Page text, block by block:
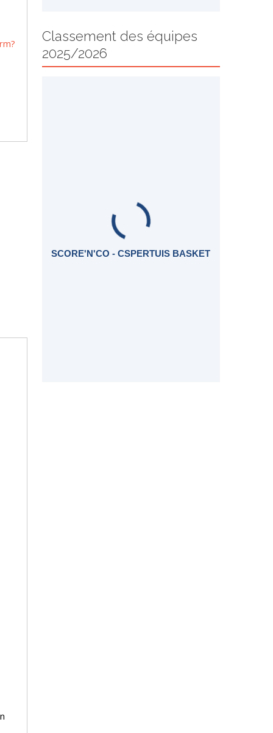
Classement des équipes
2025/2026
SCORE'N'CO - CSPERTUIS BASKET